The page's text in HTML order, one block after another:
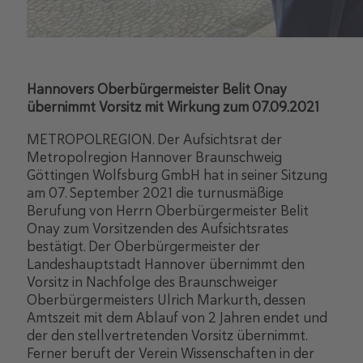
Hannovers Oberbürgermeister Belit Onay
übernimmt Vorsitz mit Wirkung zum 07.09.2021
METROPOLREGION. Der Aufsichtsrat der
Metropolregion Hannover Braunschweig
Göttingen Wolfsburg GmbH hat in seiner Sitzung
am 07. September 2021 die turnusmäßige
Berufung von Herrn Oberbürgermeister Belit
Onay zum Vorsitzenden des Aufsichtsrates
bestätigt. Der Oberbürgermeister der
Landeshauptstadt Hannover übernimmt den
Vorsitz in Nachfolge des Braunschweiger
Oberbürgermeisters Ulrich Markurth, dessen
Amtszeit mit dem Ablauf von 2 Jahren endet und
der den stellvertretenden Vorsitz übernimmt.
Ferner beruft der Verein Wissenschaften in der